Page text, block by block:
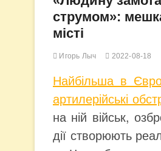
струмом»:
місті
Игорь Лыч 2022-08-18
Найбільша в
артилерійські
на ній військ,
дії створюють